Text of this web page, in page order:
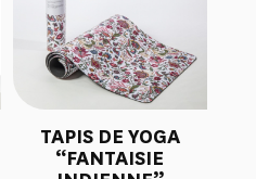
TAPIS DE YOGA
“FANTAISIE